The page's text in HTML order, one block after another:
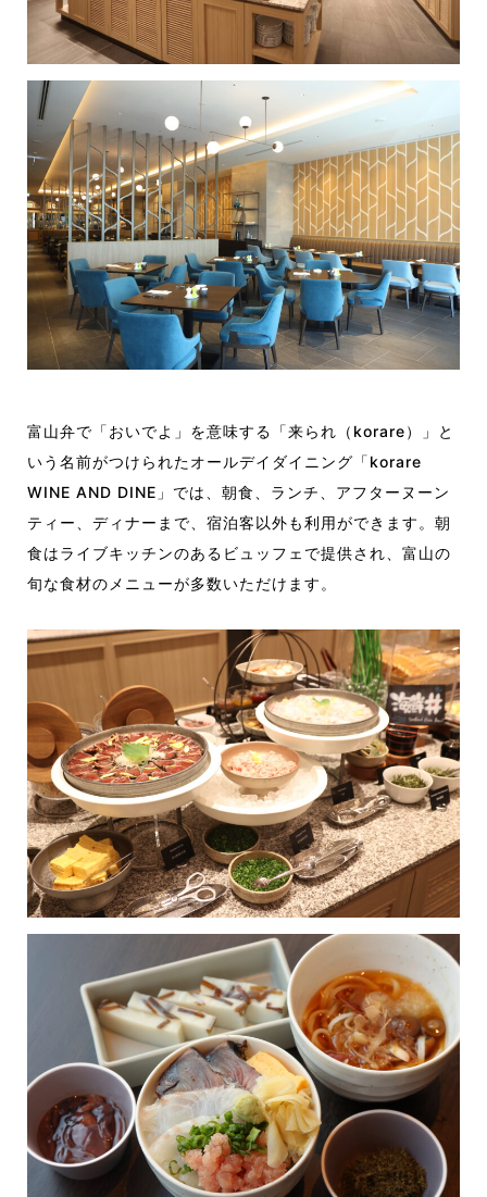
富山弁で「おいでよ」を意味する「来られ（korare）」と
いう名前がつけられたオールデイダイニング「korare
WINE AND DINE」では、朝食、ランチ、アフターヌーン
ティー、ディナーまで、宿泊客以外も利用ができます。朝
食はライブキッチンのあるビュッフェで提供され、富山の
旬な食材のメニューが多数いただけます。